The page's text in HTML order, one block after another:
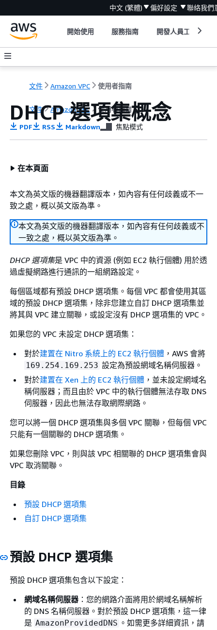
中文 (繁體) 偏好設定 聯絡我們
開始使用 服務指南 開發人員工具
文件 Amazon VPC 使用者指南
文件 Amazon VPC 使用者指南
DHCP 選項集概念
PDF RSS Markdown 焦點模式
在本頁面
本文為英文版的機器翻譯版本，如內容有任何歧義或不一
致之處，概以英文版為準。
本文為英文版的機器翻譯版本，如內容有任何歧義或不
一致之處，概以英文版為準。
DHCP 選項集是 VPC 中的資源 (例如 EC2 執行個體) 用於透
過虛擬網路進行通訊的一組網路設定。
每個區域都有預設 DHCP 選項集。每個 VPC 都會使用其區
域的預設 DHCP 選項集，除非您建立自訂 DHCP 選項集並
將其與 VPC 建立關聯，或設定沒有 DHCP 選項集的 VPC。
如果您的 VPC 未設定 DHCP 選項集：
對於建置在 Nitro 系統上的 EC2 執行個體 ，AWS 會將
169.254.169.253 設定為預設網域名稱伺服器。
對於建置在 Xen 上的 EC2 執行個體 ，並未設定網域名
稱伺服器；而且由於 VPC 中的執行個體無法存取 DNS
伺服器，因此也無法存取網際網路。
您可以將一個 DHCP 選項集與多個 VPC 關聯，但每個 VPC
只能有一個關聯的 DHCP 選項集。
如果您刪除 VPC，則與該 VPC 相關聯的 DHCP 選項集會與
VPC 取消關聯。
目錄
預設 DHCP 選項集
自訂 DHCP 選項集
預設 DHCP 選項集
預設 DHCP 選項集包含以下設定：
網域名稱伺服器 ：您的網路介面將用於網域名稱解析
的 DNS 名稱伺服器。對於預設 DHCP 選項集，這一律
是 AmazonProvidedDNS 。如需更多詳細資訊，請